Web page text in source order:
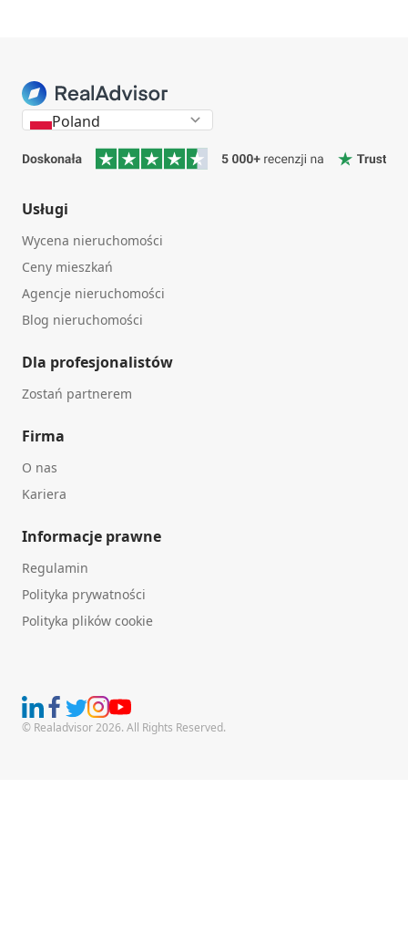
Poland
Usługi
Wycena nieruchomości
Ceny mieszkań
Agencje nieruchomości
Blog nieruchomości
Dla profesjonalistów
Zostań partnerem
Firma
O nas
Kariera
Informacje prawne
Regulamin
Polityka prywatności
Polityka plików cookie
© Realadvisor 2026. All Rights Reserved.